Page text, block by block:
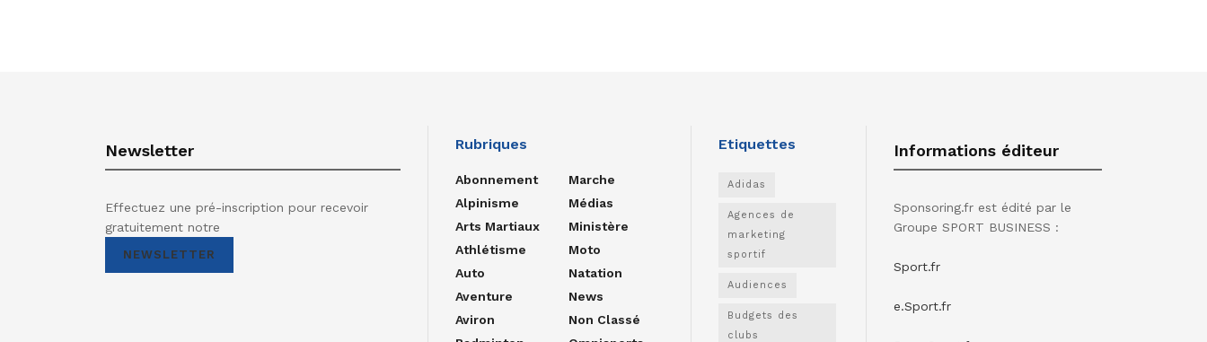
Newsletter
Effectuez une pré-inscription pour recevoir
gratuitement notre
NEWSLETTER
Rubriques
Abonnement
Alpinisme
Arts Martiaux
Athlétisme
Auto
Aventure
Aviron
Marche
Médias
Ministère
Moto
Natation
News
Non Classé
Etiquettes
Adidas
Agences de
marketing
sportif
Audiences
Budgets des
clubs
Informations éditeur
Sponsoring.fr est édité par le
Groupe SPORT BUSINESS :
Sport.fr
e.Sport.fr